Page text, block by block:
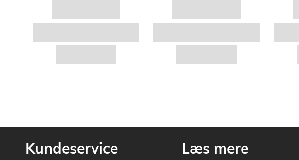
Kundeservice Læs mere